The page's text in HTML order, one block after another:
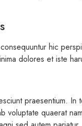
hic
dolores et iste
praesentium. In
voluptate quaerat